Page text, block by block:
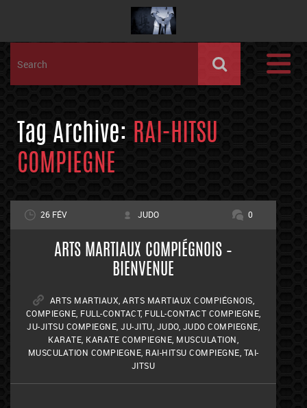
Tag Archive: RAI-HITSU
COMPIEGNE
26 FÉV JUDO 0
ARTS MARTIAUX COMPIÉGNOIS –
BIENVENUE
ARTS MARTIAUX ,ARTS MARTIAUX COMPIÉGNOIS
COMPIEGNE FULL-CONTACT, FULL-CONTACT COMPIEGNE
JU-JITSU COMPIEGNE JU-JITU JUDO, JUDO COMPIEGNE
KARATE KARATE COMPIEGNE MUSCULATION
MUSCULATION COMPIEGNE RAI-HITSU COMPIEGNE TAI-
JITSU